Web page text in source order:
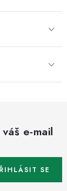
e-mail
SE